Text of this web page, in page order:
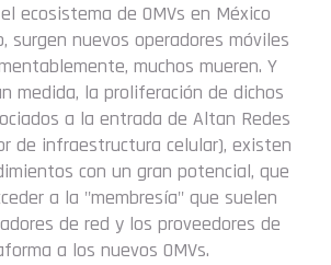
ecosistema de OMVs en México
surgen nuevos operadores móviles
muchos mueren. Y
medida, la proliferación de dichos
a la entrada de Altan Redes
de infraestructura celular), existen
con un gran potencial, que
a la "membresía" que suelen
de red y los proveedores de
a los nuevos OMVs.